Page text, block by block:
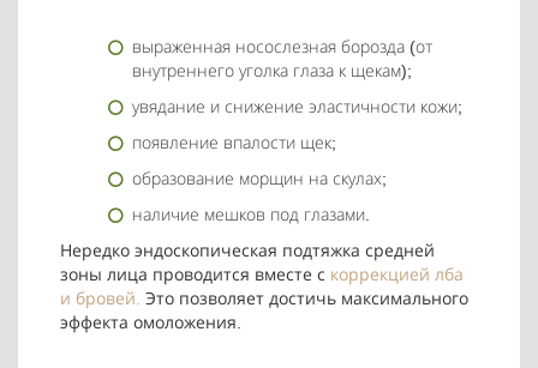
выраженная носослезная борозда (от
внутреннего уголка глаза к щекам);
увядание и снижение эластичности кожи;
появление впалости щек;
образование морщин на скулах;
наличие мешков под глазами.
Нередко эндоскопическая подтяжка средней
зоны лица проводится вместе с коррекцией лба
и бровей. Это позволяет достичь максимального
эффекта омоложения.